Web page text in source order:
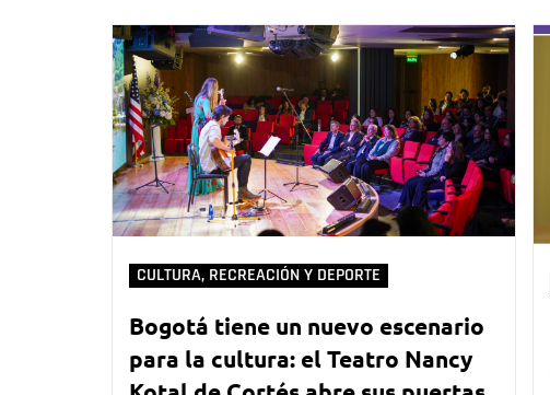
CULTURA, RECREACIÓN Y DEPORTE
Bogotá tiene un nuevo escenario
para la cultura: el Teatro Nancy